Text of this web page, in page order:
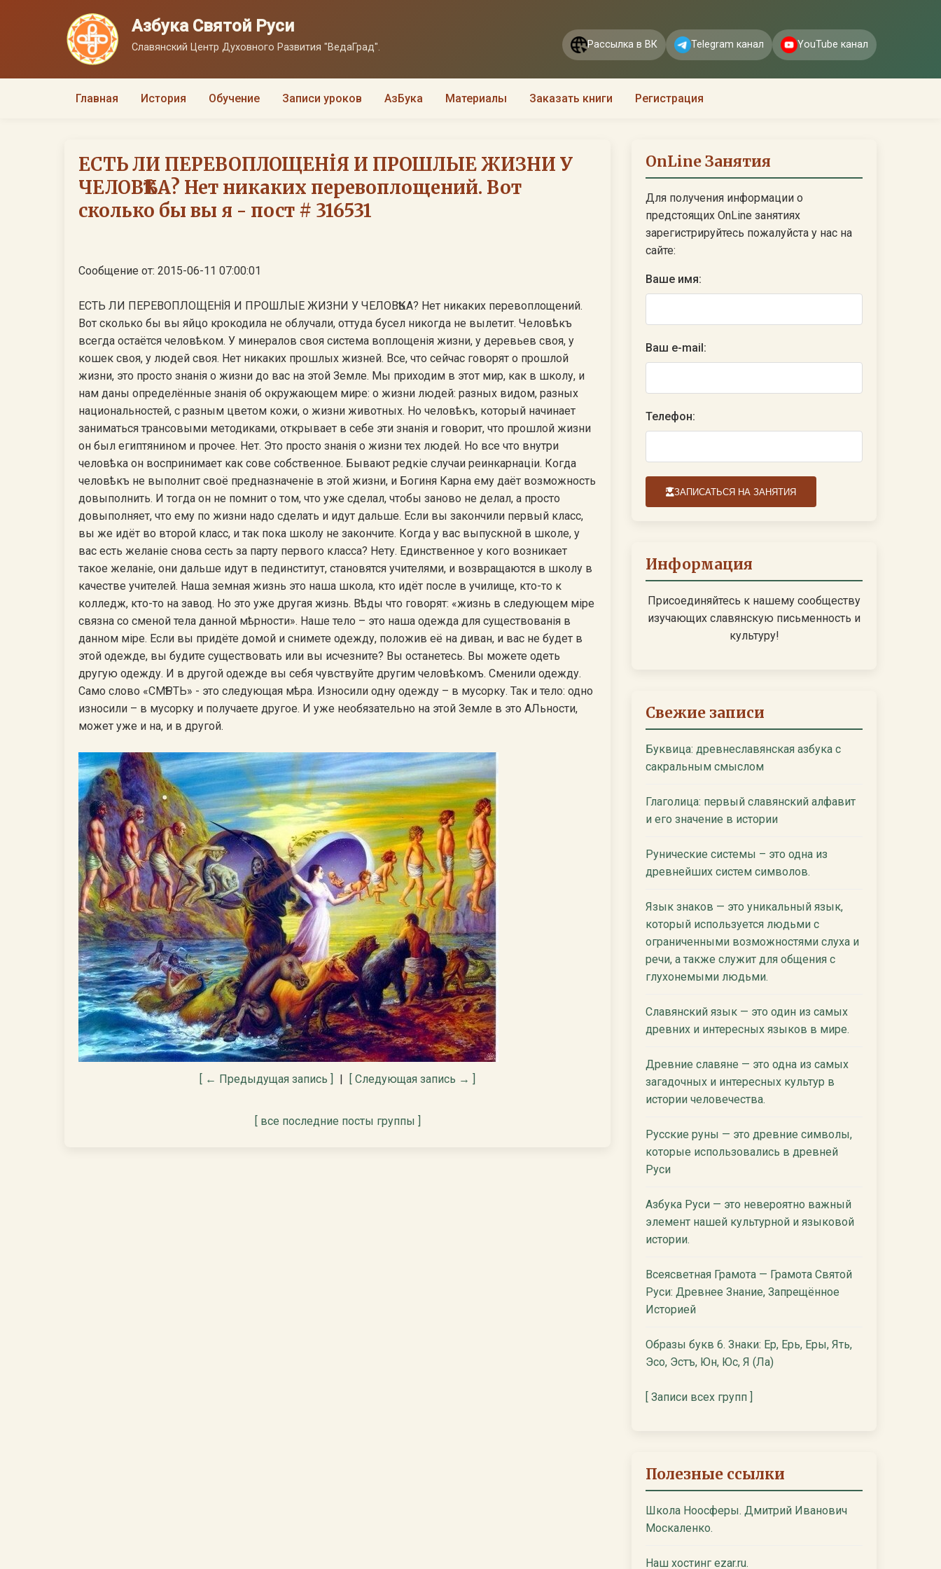
Азбука Святой Руси
Славянский Центр Духовного Развития "ВедаГрад". Рассылка в ВК Telegram канал YouTube канал
Главная История Обучение Записи уроков АзБука Материалы Заказать книги Регистрация
ЕСТЬ ЛИ ПЕРЕВОПЛОЩЕНİЯ И ПРОШЛЫЕ ЖИЗНИ У
ЧЕЛОВѢКА? Нет никаких перевоплощений. Вот
сколько бы вы я - пост # 316531
Сообщение от: 2015-06-11 07:00:01
ЕСТЬ ЛИ ПЕРЕВОПЛОЩЕНİЯ И ПРОШЛЫЕ ЖИЗНИ У ЧЕЛОВѢКА? Нет никаких перевоплощений.
Вот сколько бы вы яйцо крокодила не облучали, оттуда бусел никогда не вылетит. Человѣкъ
всегда остаётся человѣком. У минералов своя система воплощенiя жизни, у деревьев своя, у
кошек своя, у людей своя. Нет никаких прошлых жизней. Все, что сейчас говорят о прошлой
жизни, это просто знанiя о жизни до вас на этой Земле. Мы приходим в этот мир, как в школу, и
нам даны определённые знанiя об окружающем мире: о жизни людей: разных видом, разных
национальностей, с разным цветом кожи, о жизни животных. Но человѣкъ, который начинает
заниматься трансовыми методиками, открывает в себе эти знанiя и говорит, что прошлой жизни
он был египтянином и прочее. Нет. Это просто знанiя о жизни тех людей. Но все что внутри
человѣка он воспринимает как сове собственное. Бывают редкiе случаи реинкарнацiи. Когда
человѣкъ не выполнит своё предназначенiе в этой жизни, и Богиня Карна ему даёт возможность
довыполнить. И тогда он не помнит о том, что уже сделал, чтобы заново не делал, а просто
довыполняет, что ему по жизни надо сделать и идут дальше. Если вы закончили первый класс,
вы же идёт во второй класс, и так пока школу не закончите. Когда у вас выпускной в школе, у
вас есть желанiе снова сесть за парту первого класса? Нету. Единственное у кого возникает
такое желанiе, они дальше идут в пединститут, становятся учителями, и возвращаются в школу в
качестве учителей. Наша земная жизнь это наша школа, кто идёт после в училище, кто-то к
колледж, кто-то на завод. Но это уже другая жизнь. Вѣды что говорят: «жизнь в следующем мiре
связна со сменой тела данной мѣрности». Наше тело – это наша одежда для существованiя в
данном мiре. Если вы придёте домой и снимете одежду, положив её на диван, и вас не будет в
этой одежде, вы будите существовать или вы исчезните? Вы останетесь. Вы можете одеть
другую одежду. И в другой одежде вы себя чувствуйте другим человѣкомъ. Сменили одежду.
Само слово «СМѢРТЬ» - это следующая мѣра. Износили одну одежду – в мусорку. Так и тело: одно
износили – в мусорку и получаете другое. И уже необязательно на этой Земле в это АЛьности,
может уже и на, и в другой.
[ ← Предыдущая запись ] | [ Следующая запись → ]
[ все последние посты группы ]
OnLine Занятия
Для получения информации о
предстоящих OnLine занятиях
зарегистрируйтесь пожалуйста у нас на
сайте:
Ваше имя:
Ваш e-mail:
Телефон:
ЗАПИСАТЬСЯ НА ЗАНЯТИЯ
Информация
Присоединяйтесь к нашему сообществу
изучающих славянскую письменность и
культуру!
Свежие записи
Буквица: древнеславянская азбука с
сакральным смыслом
Глаголица: первый славянский алфавит
и его значение в истории
Рунические системы – это одна из
древнейших систем символов.
Язык знаков — это уникальный язык,
который используется людьми с
ограниченными возможностями слуха и
речи, а также служит для общения с
глухонемыми людьми.
Славянский язык — это один из самых
древних и интересных языков в мире.
Древние славяне — это одна из самых
загадочных и интересных культур в
истории человечества.
Русские руны — это древние символы,
которые использовались в древней
Руси
Азбука Руси — это невероятно важный
элемент нашей культурной и языковой
истории.
Всеясветная Грамота — Грамота Святой
Руси: Древнее Знание, Запрещённое
Историей
Образы букв 6. Знаки: Ер, Ерь, Еры, Ять,
Эсо, Эстъ, Юн, Юс, Я (Ла)
[ Записи всех групп ]
Полезные ссылки
Школа Ноосферы. Дмитрий Иванович
Москаленко.
Наш хостинг ezar.ru.